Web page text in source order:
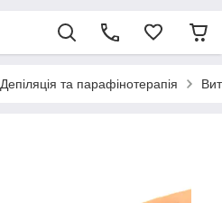
Депіляція та парафінотерапія